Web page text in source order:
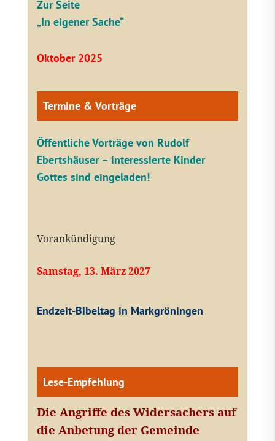
Zur Seite
„In eigener Sache“
Oktober 2025
Termine & Vorträge
Öffentliche Vorträge von Rudolf
Ebertshäuser – interessierte Kinder
Gottes sind eingeladen!
Vorankündigung
Samstag, 13. März 2027
Endzeit-Bibeltag in Markgröningen
Lese-Empfehlung
Die Angriffe des Widersachers auf
die Anbetung der Gemeinde